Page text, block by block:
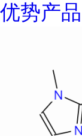
优势产品